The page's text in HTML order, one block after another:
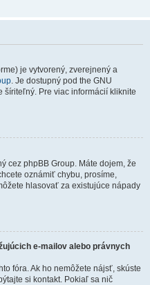
je vytvorený, zverejnený a
. Je dostupný pod the GNU
Pre viac informácií kliknite
cez phpBB Group. Máte dojem, že
oznámiť chybu, prosíme,
hlasovať za existujúce nápady
e-mailov alebo právnych
fóra. Ak ho nemôžete nájsť, skúste
si kontakt. Pokiaľ sa nič